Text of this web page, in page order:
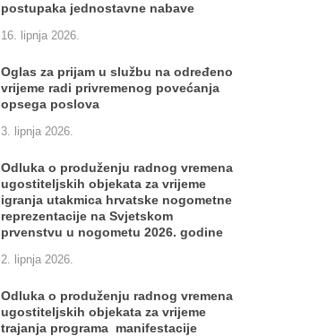
postupaka jednostavne nabave
16. lipnja 2026.
Oglas za prijam u službu na određeno
vrijeme radi privremenog povećanja
opsega poslova
3. lipnja 2026.
Odluka o produženju radnog vremena
ugostiteljskih objekata za vrijeme
igranja utakmica hrvatske nogometne
reprezentacije na Svjetskom
prvenstvu u nogometu 2026. godine
2. lipnja 2026.
Odluka o produženju radnog vremena
ugostiteljskih objekata za vrijeme
trajanja programa manifestacije